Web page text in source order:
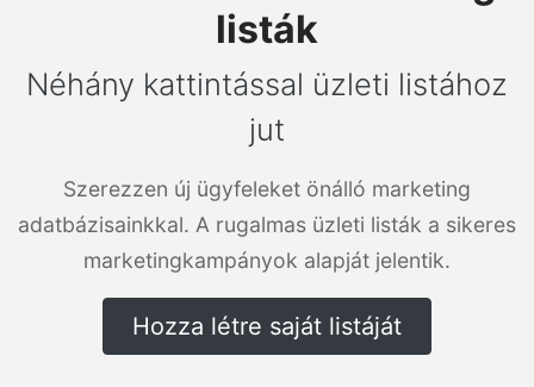
listák
Néhány kattintással üzleti listához
jut
Szerezzen új ügyfeleket önálló marketing
adatbázisainkkal. A rugalmas üzleti listák a sikeres
marketingkampányok alapját jelentik.
Hozza létre saját listáját